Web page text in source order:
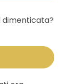
dimenticata?